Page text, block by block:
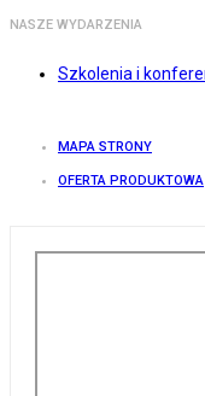
NASZE WYDARZENIA
Szkolenia i
MAPA STRONY
OFERTA PRODUKTOWA